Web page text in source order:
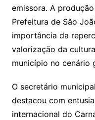
emissora. A
Prefeitura de São
importância da
valorização da
município no cenário
O secretário
destacou com
internacional do